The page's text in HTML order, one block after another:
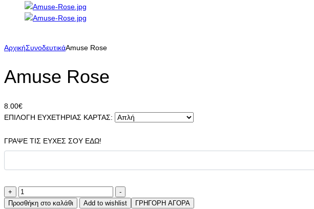
ΑρχικήΣυνοδευτικάAmuse Rose
Amuse Rose
8.00€
ΕΠΙΛΟΓΗ ΕΥΧΕΤΗΡΙΑΣ ΚΑΡΤΑΣ:
ΓΡΑΨΕ ΤΙΣ ΕΥΧΕΣ ΣΟΥ ΕΔΩ!
+
Amuse
Rose
-
Προσθήκη στο καλάθι
Add to wishlist ΓΡΗΓΟΡΗ ΑΓΟΡΑ